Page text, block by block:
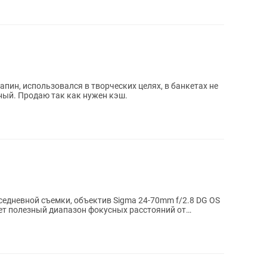
использовался в творческих целях, в банкетах не
Продаю так как нужен кэш.
съемки, объектив Sigma 24-70mm f/2.8 DG OS
полезный диапазон фокусных расстояний от